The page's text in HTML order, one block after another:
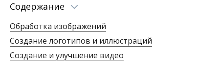
Содержание
Обработка изображений
Создание логотипов и иллюстраций
Создание и улучшение видео